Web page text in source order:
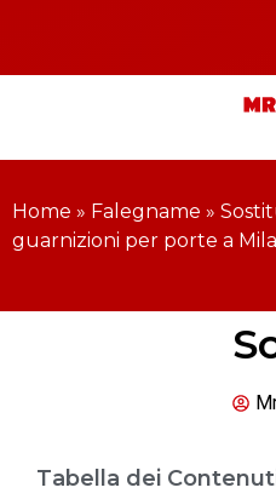
Home » Falegname »
guarnizioni per porte a
Tabella dei